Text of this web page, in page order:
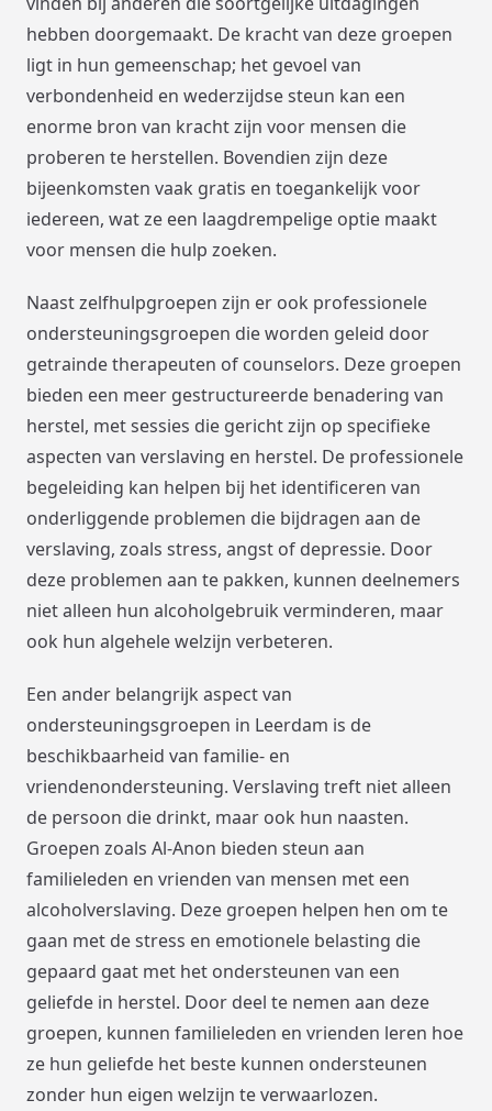
hebben doorgemaakt. De kracht van deze groepen
ligt in hun gemeenschap; het gevoel van
verbondenheid en wederzijdse steun kan een
enorme bron van kracht zijn voor mensen die
proberen te herstellen. Bovendien zijn deze
bijeenkomsten vaak gratis en toegankelijk voor
iedereen, wat ze een laagdrempelige optie maakt
voor mensen die hulp zoeken.
Naast zelfhulpgroepen zijn er ook professionele
ondersteuningsgroepen die worden geleid door
getrainde therapeuten of counselors. Deze groepen
bieden een meer gestructureerde benadering van
herstel, met sessies die gericht zijn op specifieke
aspecten van verslaving en herstel. De professionele
begeleiding kan helpen bij het identificeren van
onderliggende problemen die bijdragen aan de
verslaving, zoals stress, angst of depressie. Door
deze problemen aan te pakken, kunnen deelnemers
niet alleen hun alcoholgebruik verminderen, maar
ook hun algehele welzijn verbeteren.
Een ander belangrijk aspect van
ondersteuningsgroepen in Leerdam is de
beschikbaarheid van familie- en
vriendenondersteuning. Verslaving treft niet alleen
de persoon die drinkt, maar ook hun naasten.
Groepen zoals Al-Anon bieden steun aan
familieleden en vrienden van mensen met een
alcoholverslaving. Deze groepen helpen hen om te
gaan met de stress en emotionele belasting die
gepaard gaat met het ondersteunen van een
geliefde in herstel. Door deel te nemen aan deze
groepen, kunnen familieleden en vrienden leren hoe
ze hun geliefde het beste kunnen ondersteunen
zonder hun eigen welzijn te verwaarlozen.